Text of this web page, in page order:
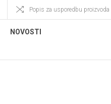
Popis za usporedbu proizvoda
NOVOSTI